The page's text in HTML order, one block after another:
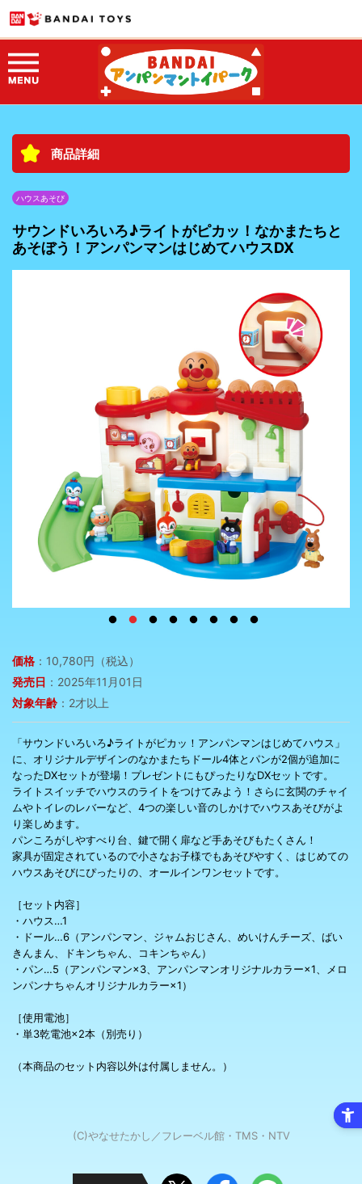
商品詳細
ハウスあそび
サウンドいろいろ♪ライトがピカッ！なかまたちと
あそぼう！アンパンマンはじめてハウスDX
価格 ：10,780円（税込）
発売日 ：2025年11月01日
対象年齢 ：2才以上
「サウンドいろいろ♪ライトがピカッ！アンパンマンはじめてハウス」
に、オリジナルデザインのなかまたちドール4体とパンが2個が追加に
なったDXセットが登場！プレゼントにもぴったりなDXセットです。
ライトスイッチでハウスのライトをつけてみよう！さらに玄関のチャイ
ムやトイレのレバーなど、4つの楽しい音のしかけでハウスあそびがよ
り楽しめます。
パンころがしやすべり台、鍵で開く扉など手あそびもたくさん！
家具が固定されているので小さなお子様でもあそびやすく、はじめての
ハウスあそびにぴったりの、オールインワンセットです。
［セット内容］
・ハウス…1
・ドール…6（アンパンマン、ジャムおじさん、めいけんチーズ、ばい
きんまん、ドキンちゃん、コキンちゃん）
・パン…5（アンパンマン×3、アンパンマンオリジナルカラー×1、メロ
ンパンナちゃんオリジナルカラー×1）
［使用電池］
・単3乾電池×2本（別売り）
（本商品のセット内容以外は付属しません。）
(C)やなせたかし／フレーベル館・TMS・NTV